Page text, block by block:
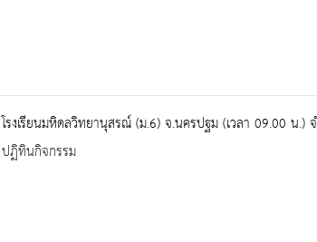
โรงเรียนมหิดลวิทยานุสรณ์ (ม.6) จ.นครปฐม (เวลา 09.00 น.)
ปฏิทินกิจกรรม